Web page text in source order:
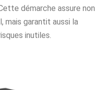
démarche assure non
mais garantit aussi la
inutiles.